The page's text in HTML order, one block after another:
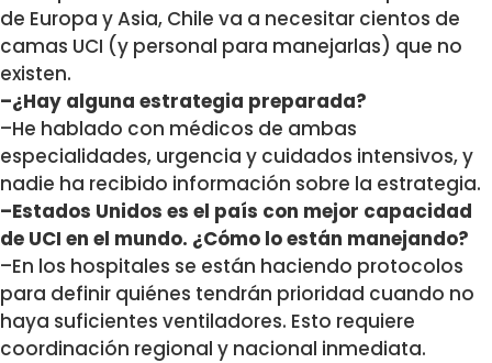
de Europa y Asia, Chile va a necesitar cientos de
camas UCI (y personal para manejarlas) que no
existen.
–¿Hay alguna estrategia preparada?
–He hablado con médicos de ambas
especialidades, urgencia y cuidados intensivos, y
nadie ha recibido información sobre la estrategia.
–Estados Unidos es el país con mejor capacidad
de UCI en el mundo. ¿Cómo lo están manejando?
–En los hospitales se están haciendo protocolos
para definir quiénes tendrán prioridad cuando no
haya suficientes ventiladores. Esto requiere
coordinación regional y nacional inmediata.